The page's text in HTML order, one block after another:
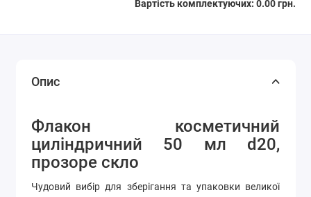
Вартість комплектуючих: 0.00 грн.
Опис
Флакон косметичний
циліндричний 50 мл d20,
прозоре скло
Чудовий вибір для зберігання та упаковки великої